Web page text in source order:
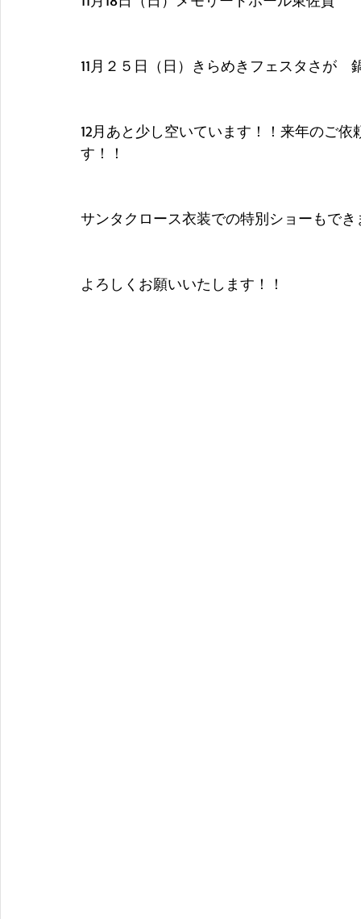
11月２５日（日）きらめきフェスタさが　
12月あと少し空いています！！来年のご
す！！
サンタクロース衣装での特別ショーもで
よろしくお願いいたします！！